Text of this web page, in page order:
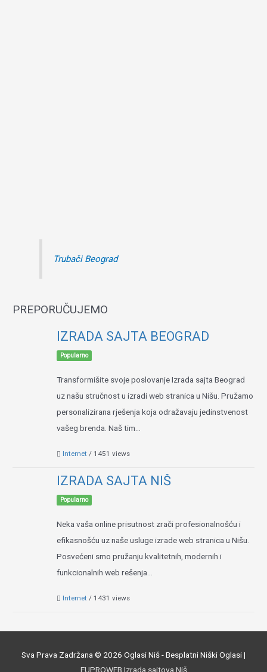
Trubači Beograd
PREPORUČUJEMO
IZRADA SAJTA BEOGRAD
Popularno
Transformišite svoje poslovanje Izrada sajta Beograd
uz našu stručnost u izradi web stranica u Nišu. Pružamo
personalizirana rješenja koja odražavaju jedinstvenost
vašeg brenda. Naš tim...
Internet / 1451 views
IZRADA SAJTA NIŠ
Popularno
Neka vaša online prisutnost zrači profesionalnošću i
efikasnošću uz naše usluge izrade web stranica u Nišu.
Posvećeni smo pružanju kvalitetnih, modernih i
funkcionalnih web rešenja...
Internet / 1431 views
Sva Prava Zadržana © 2026 Oglasi Niš - Besplatni Niški Oglasi|
EUPROWEB Izrada sajtova Niš